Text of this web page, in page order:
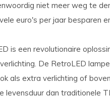
niet meer weg te
euro's per jaar besparen
is een revolutionaire
De RetroLED
als extra verlichting of
levensduur dan traditionele